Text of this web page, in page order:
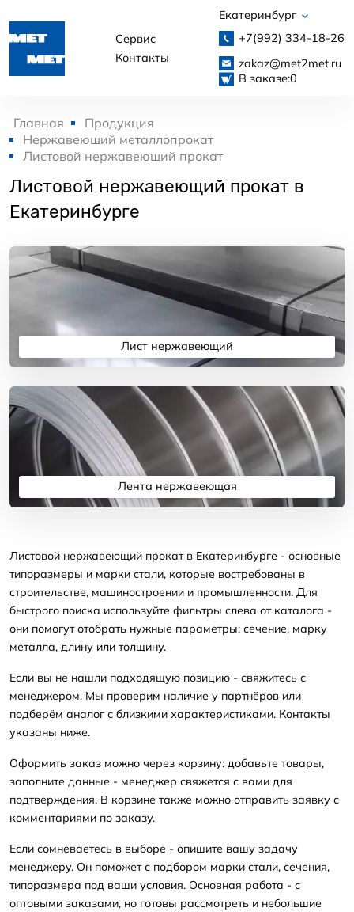
Сервис
Контакты
Екатеринбург
+7(992) 334-18-26
zakaz@met2met.ru
В заказе:0
Главная
Продукция
Нержавеющий металлопрокат
Листовой нержавеющий прокат
Листовой нержавеющий прокат в
Екатеринбурге
Лист нержавеющий
Подробнее
Лента нержавеющая
Подробнее
Листовой нержавеющий прокат в Екатеринбурге - основные
типоразмеры и марки стали, которые востребованы в
строительстве, машиностроении и промышленности. Для
быстрого поиска используйте фильтры слева от каталога -
они помогут отобрать нужные параметры: сечение, марку
металла, длину или толщину.
Если вы не нашли подходящую позицию - свяжитесь с
менеджером. Мы проверим наличие у партнёров или
подберём аналог с близкими характеристиками. Контакты
указаны ниже.
Оформить заказ можно через корзину: добавьте товары,
заполните данные - менеджер свяжется с вами для
подтверждения. В корзине также можно отправить заявку с
комментариями по заказу.
Если сомневаетесь в выборе - опишите вашу задачу
менеджеру. Он поможет с подбором марки стали, сечения,
типоразмера под ваши условия. Основная работа - с
оптовыми заказами, но готовы рассмотреть и небольшие